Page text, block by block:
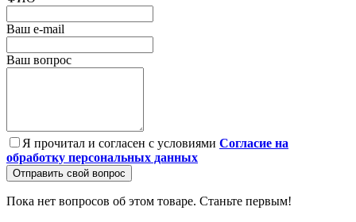
Ваш e-mail
Ваш вопрос
Я прочитал и согласен с условиями Согласие на
обработку персональных данных
Отправить свой вопрос
Пока нет вопросов об этом товаре. Станьте первым!